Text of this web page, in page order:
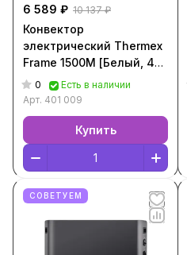
6 589 ₽ 10 137 ₽
Конвектор
электрический Thermex
Frame 1500M [Белый, 401
009]
0
Есть в наличии
Арт. 401 009
Купить
СОВЕТУЕМ